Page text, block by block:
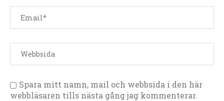
Spara mitt namn, mail och webbsida i den här
webbläsaren tills nästa gång jag kommenterar.